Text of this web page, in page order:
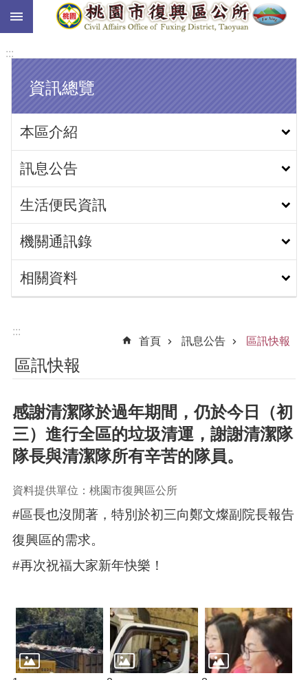
跳到主要內容區塊
:::
資訊總覽
本區介紹
訊息公告
生活便民資訊
機關通訊錄
相關資料
:::
首頁
訊息公告 區訊快報
區訊快報
感謝清潔隊於過年期間，仍於今日（初
三）進行全區的垃圾清運，謝謝清潔隊
隊長與清潔隊所有辛苦的隊員。
資料提供單位：桃園市復興區公所
#區長也沒閒著，特別於初三向鄭文燦副院長報告
復興區的需求。
#再次祝福大家新年快樂！